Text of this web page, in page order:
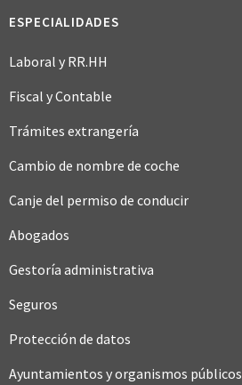
ESPECIALIDADES
Laboral y RR.HH
Fiscal y Contable
Trámites extrangería
Cambio de nombre de coche
Canje del permiso de conducir
Abogados
Gestoría administrativa
Seguros
Protección de datos
Ayuntamientos y organismos públicos